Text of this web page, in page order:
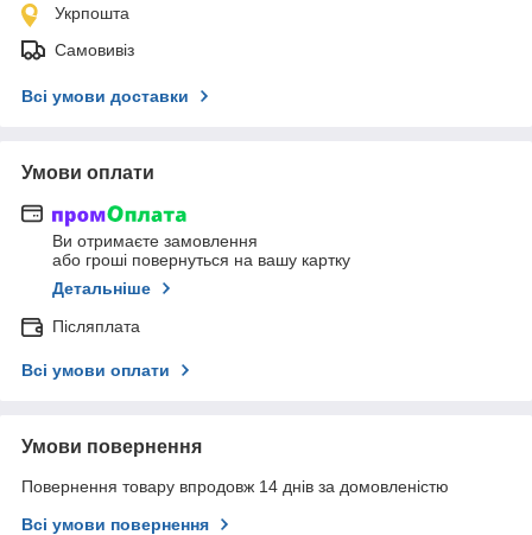
Укрпошта
Самовивіз
Всі умови доставки
Умови оплати
Ви отримаєте замовлення
або гроші повернуться на вашу картку
Детальніше
Післяплата
Всі умови оплати
Умови повернення
Повернення товару впродовж 14 днів за домовленістю
Всі умови повернення